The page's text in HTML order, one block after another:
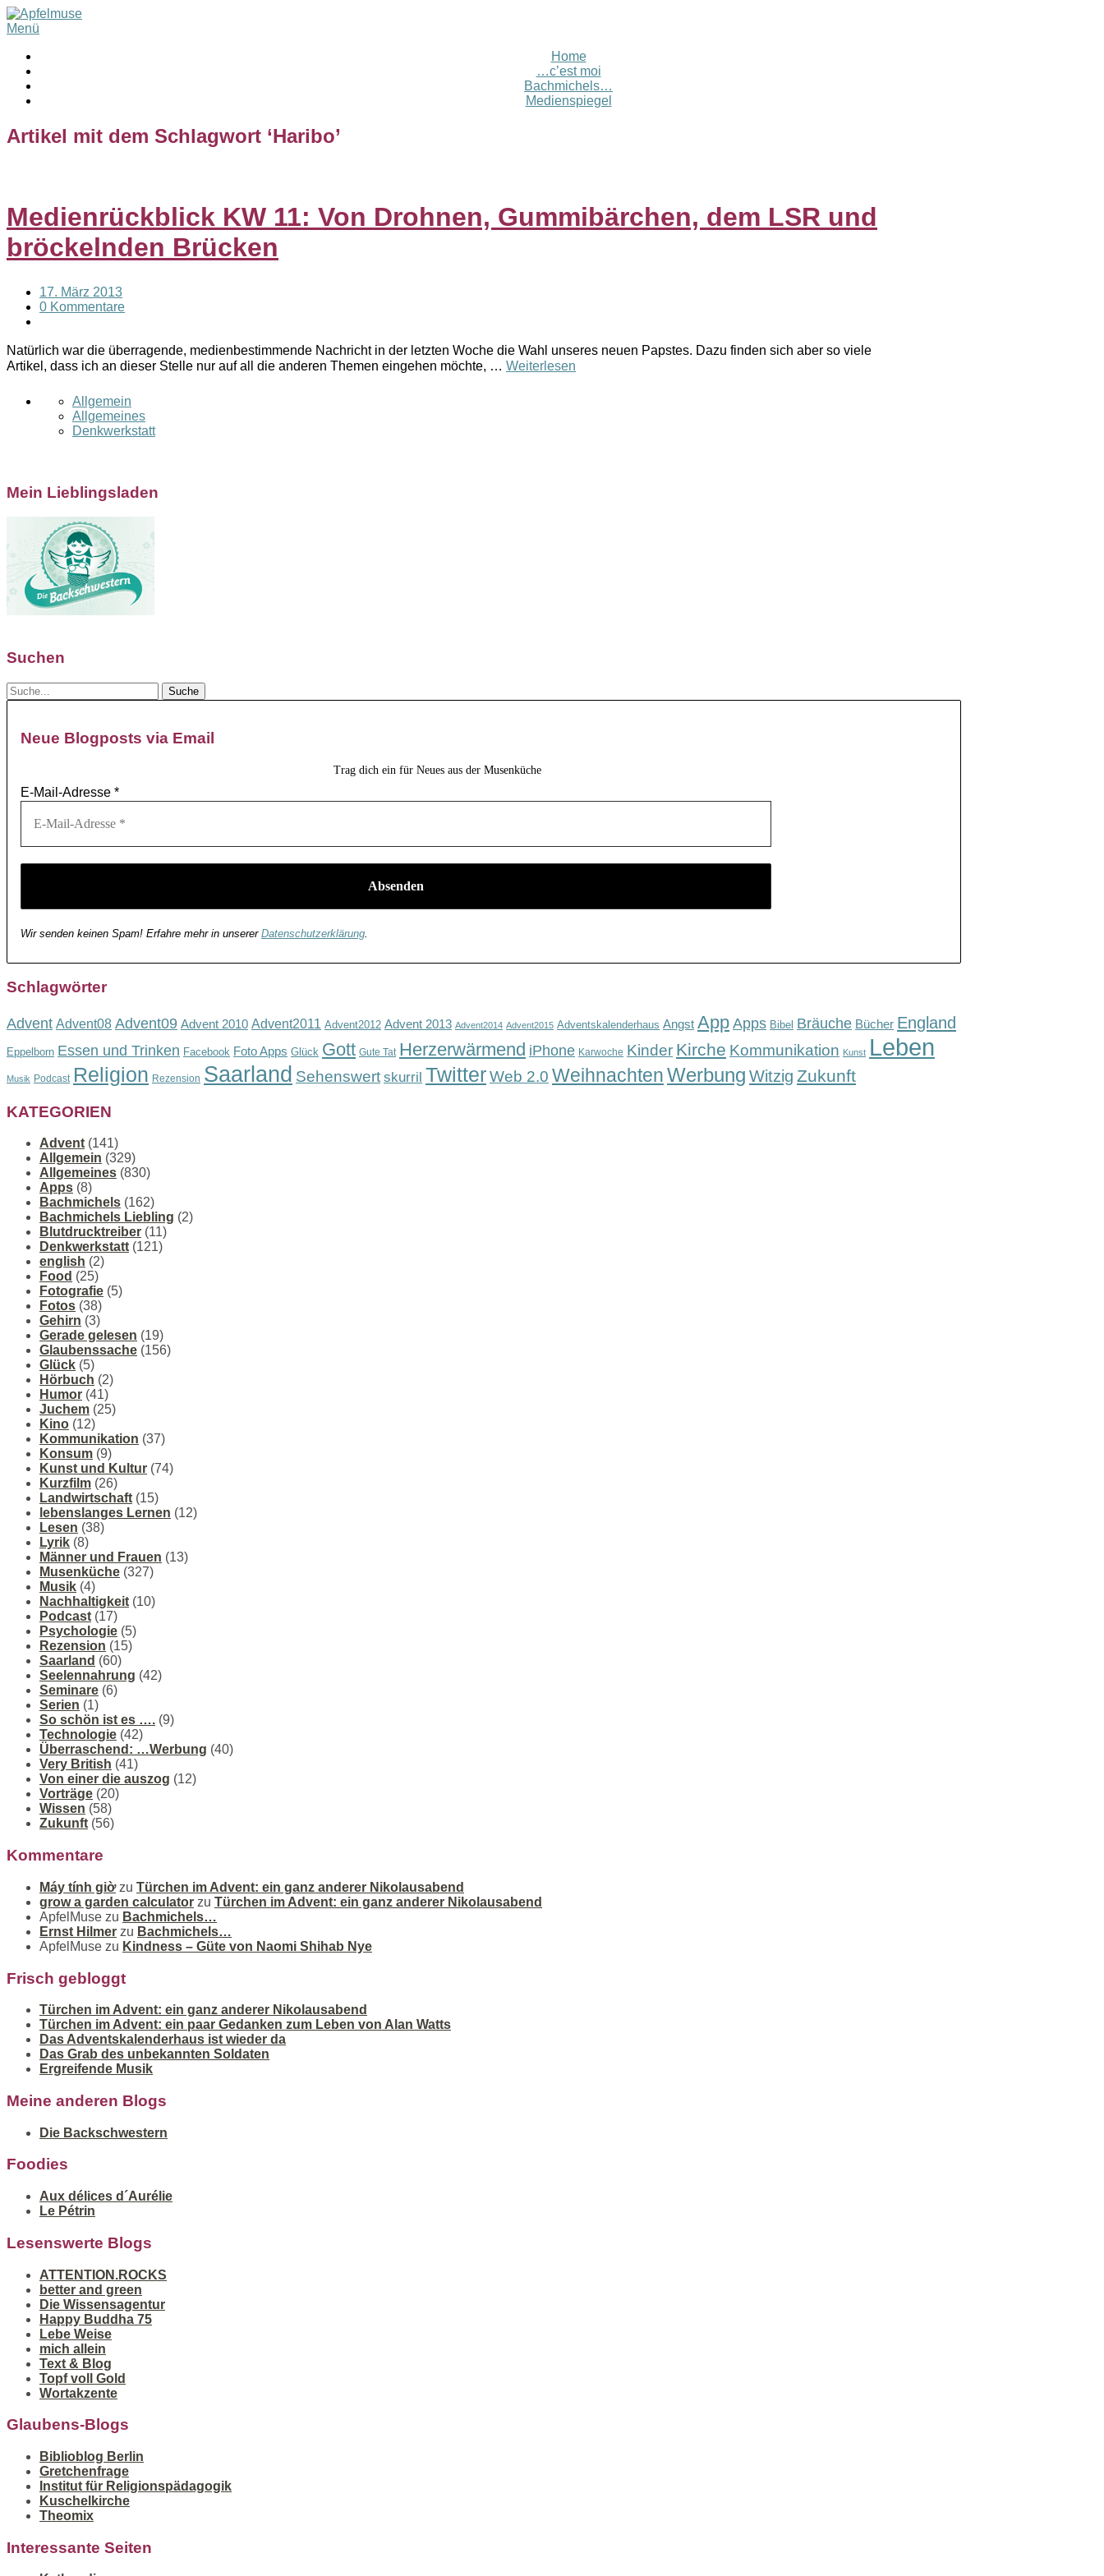
Menü
Home
…c’est moi
Bachmichels…
Medienspiegel
Artikel mit dem Schlagwort ‘Haribo’
Medienrückblick KW 11: Von Drohnen, Gummibärchen, dem LSR und
bröckelnden Brücken
17. März 2013
0 Kommentare
Natürlich war die überragende, medienbestimmende Nachricht in der letzten Woche die Wahl unseres neuen Papstes. Dazu finden sich aber so viele
Artikel, dass ich an dieser Stelle nur auf all die anderen Themen eingehen möchte, … Weiterlesen
Allgemein
Allgemeines
Denkwerkstatt
Mein Lieblingsladen
Suchen
Neue Blogposts via Email
Trag dich ein für Neues aus der Musenküche
E-Mail-Adresse *
Wir senden keinen Spam! Erfahre mehr in unserer Datenschutzerklärung
Schlagwörter
Advent Advent08 Advent09 Advent 2010 Advent2011 Advent2012 Advent 2013 Advent2014 Advent2015 Adventskalenderhaus Angst App Apps Bibel Bräuche Bücher England
Eppelborn Essen und Trinken Facebook Foto Apps Glück Gott Gute Tat Herzerwärmend iPhone Karwoche Kinder Kirche Kommunikation Kunst Leben
Musik Podcast Religion Rezension Saarland Sehenswert skurril TwitterWeb 2.0 WeihnachtenWerbung Witzig Zukunft
KATEGORIEN
Advent (141)
Allgemein (329)
Allgemeines (830)
Apps (8)
Bachmichels (162)
Bachmichels Liebling (2)
Blutdrucktreiber (11)
Denkwerkstatt (121)
english (2)
Food (25)
Fotografie (5)
Fotos (38)
Gehirn (3)
Gerade gelesen (19)
Glaubenssache (156)
Glück (5)
Hörbuch (2)
Humor (41)
Juchem (25)
Kino (12)
Kommunikation (37)
Konsum (9)
Kunst und Kultur (74)
Kurzfilm (26)
Landwirtschaft (15)
lebenslanges Lernen (12)
Lesen (38)
Lyrik (8)
Männer und Frauen (13)
Musenküche (327)
Musik (4)
Nachhaltigkeit (10)
Podcast (17)
Psychologie (5)
Rezension (15)
Saarland (60)
Seelennahrung (42)
Seminare (6)
Serien (1)
So schön ist es …. (9)
Technologie (42)
Überraschend: …Werbung (40)
Very British (41)
Von einer die auszog (12)
Vorträge (20)
Wissen (58)
Zukunft (56)
Kommentare
Máy tính giờzu Türchen im Advent: ein ganz anderer Nikolausabend
grow a garden calculator zu Türchen im Advent: ein ganz anderer Nikolausabend
ApfelMuse zu Bachmichels…
Ernst Hilmer zu Bachmichels…
ApfelMuse zu Kindness – Güte von Naomi Shihab Nye
Frisch gebloggt
Türchen im Advent: ein ganz anderer Nikolausabend
Türchen im Advent: ein paar Gedanken zum Leben von Alan Watts
Das Adventskalenderhaus ist wieder da
Das Grab des unbekannten Soldaten
Ergreifende Musik
Meine anderen Blogs
Die Backschwestern
Foodies
Aux délices d´Aurélie
Le Pétrin
Lesenswerte Blogs
ATTENTION.ROCKS
better and green
Die Wissensagentur
Happy Buddha 75
Lebe Weise
mich allein
Text & Blog
Topf voll Gold
Wortakzente
Glaubens-Blogs
Biblioblog Berlin
Gretchenfrage
Institut für Religionspädagogik
Kuschelkirche
Theomix
Interessante Seiten